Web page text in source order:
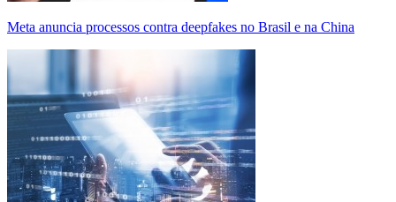
Meta anuncia processos contra deepfakes no Brasil e na China